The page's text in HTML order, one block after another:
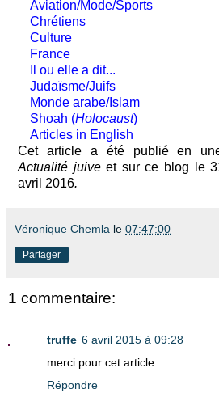
Aviation/Mode/Sports
Chrétiens
Culture
France
Il ou elle a dit...
Judaïsme/Juifs
Monde arabe/Islam
Shoah (Holocaust)
Articles in English
Cet article a été publié en
Actualité juiveet sur ce blog le
avril 2016.
Véronique Chemla le 07:47:00
Partager
1 commentaire:
truffe 6 avril 2015 à 09:28
merci pour cet article
Répondre